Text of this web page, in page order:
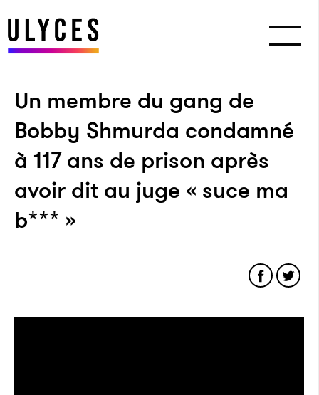
Un membre du gang de
Bobby Shmurda condamné
à 117 ans de prison après
avoir dit au juge « suce ma
b*** »